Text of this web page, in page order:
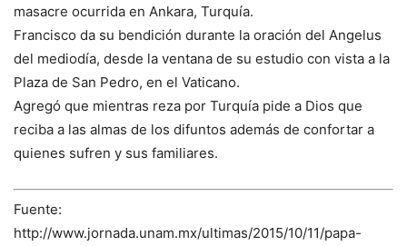
masacre ocurrida en Ankara, Turquía.
Francisco da su bendición durante la oración del Angelus
del mediodía, desde la ventana de su estudio con vista a la
Plaza de San Pedro, en el Vaticano.
Agregó que mientras reza por Turquía pide a Dios que
reciba a las almas de los difuntos además de confortar a
quienes sufren y sus familiares.
Fuente:
http://www.jornada.unam.mx/ultimas/2015/10/11/papa-